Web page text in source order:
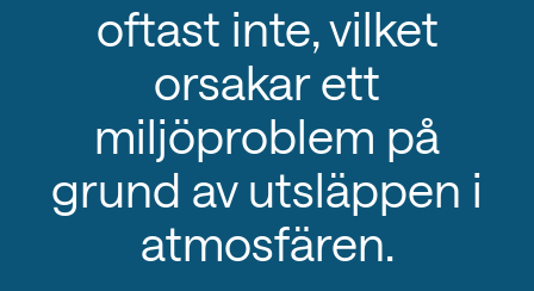
oftast inte, vilket
orsakar ett
miljöproblem på
grund av utsläppen i
atmosfären.